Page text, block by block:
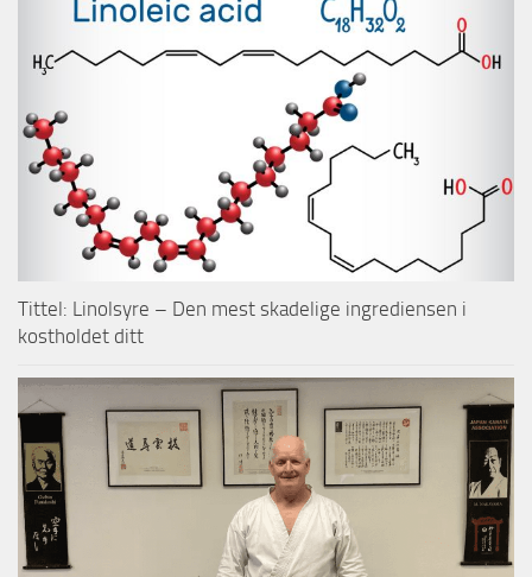
Tittel: Linolsyre – Den mest skadelige ingrediensen i
kostholdet ditt